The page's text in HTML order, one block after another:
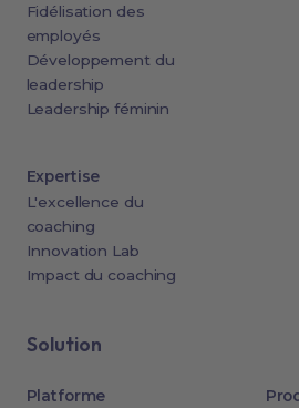
Fidélisation des
employés
Développement du
leadership
Leadership féminin
Expertise
L'excellence du
coaching
Innovation Lab
Impact du coaching
Solution
Platforme